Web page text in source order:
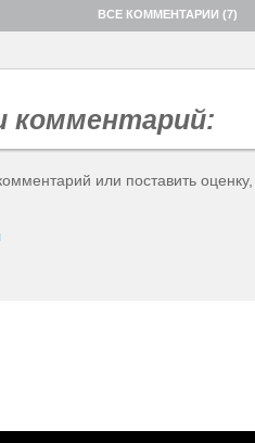
ВСЕ КОММЕНТАРИИ (7)
или поставить